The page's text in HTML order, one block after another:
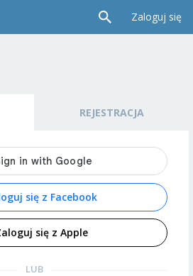
Zaloguj się
REJESTRACJA
się z Facebook
się z Apple
LUB